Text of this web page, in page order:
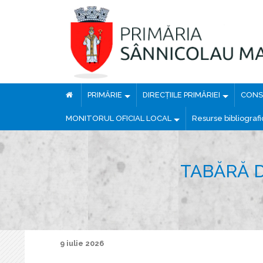
PRIMĂRIE DIRECȚIILE PRIMĂRIEI
MONITORUL OFICIAL LOCAL Resurse
TABĂRĂ
9 iulie 2026